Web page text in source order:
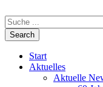
Start
Aktuelles
Aktuelle